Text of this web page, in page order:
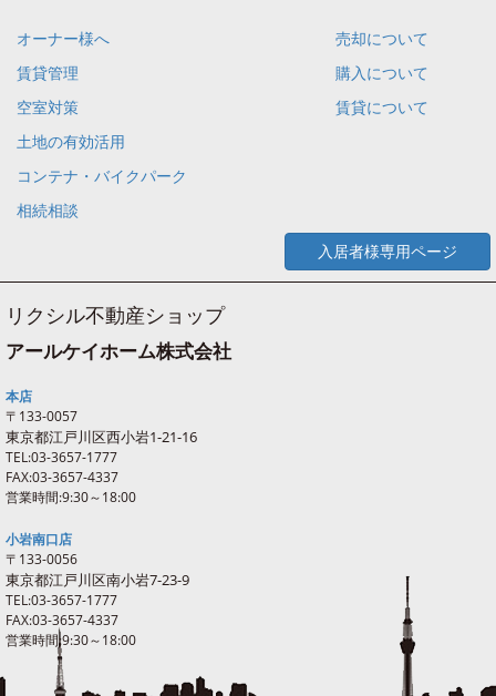
オーナー様へ
賃貸管理
空室対策
土地の有効活用
コンテナ・バイクパーク
相続相談
売却について
購入について
賃貸について
入居者様専用ページ
リクシル不動産ショップ
アールケイホーム株式会社
本店
〒133-0057
東京都江戸川区西小岩1-21-16
TEL:03-3657-1777
FAX:03-3657-4337
営業時間:9:30～18:00
小岩南口店
〒133-0056
東京都江戸川区南小岩7-23-9
TEL:03-3657-1777
FAX:03-3657-4337
営業時間:9:30～18:00